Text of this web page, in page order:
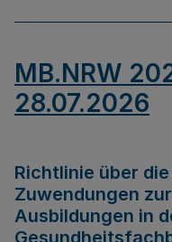
MB.NRW
28.07.2026
Richtlinie über
Zuwendungen
Ausbildungen in